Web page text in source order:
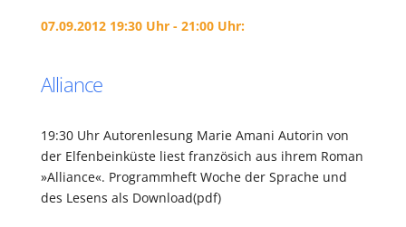
07.09.2012 19:30 Uhr - 21:00 Uhr:
Alliance
19:30 Uhr Autorenlesung Marie Amani Autorin von
der Elfenbeinküste liest französich aus ihrem Roman
»Alliance«. Programmheft Woche der Sprache und
des Lesens als Download(pdf)